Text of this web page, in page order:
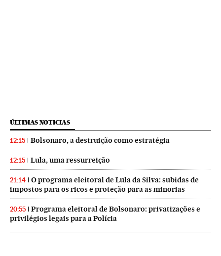
ÚLTIMAS NOTICIAS
12:15 Bolsonaro, a destruição como estratégia
12:15 Lula, uma ressurreição
21:14
O programa eleitoral de Lula da Silva: subidas de
impostos para os ricos e proteção para as minorias
20:55
Programa eleitoral de Bolsonaro: privatizações e
privilégios legais para a Polícia